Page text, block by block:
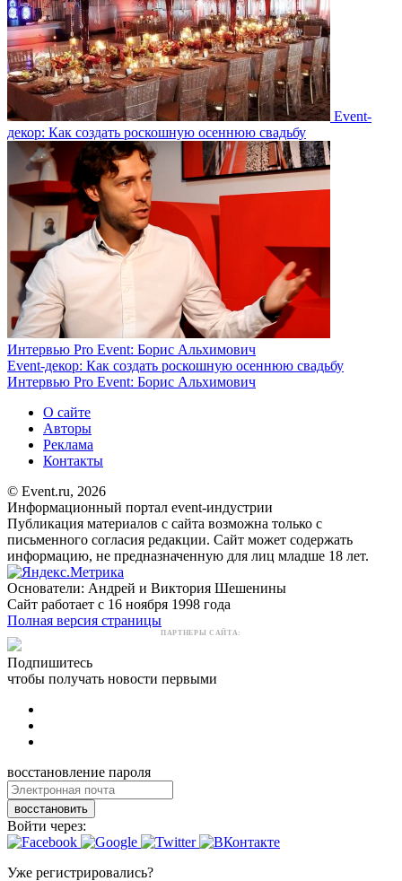
Event-
декор: Как создать роскошную осеннюю свадьбу
Интервью Pro Event: Борис Альхимович
Event-декор: Как создать роскошную осеннюю свадьбу
Интервью Pro Event: Борис Альхимович
О сайте
Авторы
Реклама
Контакты
© Event.ru, 2026
Информационный портал event-индустрии
Публикация материалов с сайта возможна только с
письменного согласия редакции. Сайт может содержать
информацию, не предназначенную для лиц младше 18 лет.
Основатели: Андрей и Виктория Шешенины
Сайт работает с 16 ноября 1998 года
Полная версия страницы
ПАРТНЕРЫ САЙТА:
Подпишитесь
чтобы получать новости первыми
восстановление пароля
восстановить
Войти через:
Уже регистрировались?